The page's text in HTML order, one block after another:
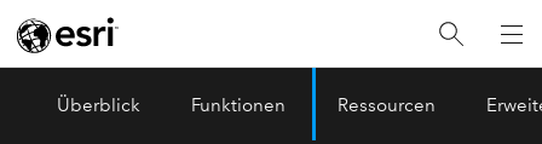
ArcGIS Pro
Überblick Funktionen Ressourcen